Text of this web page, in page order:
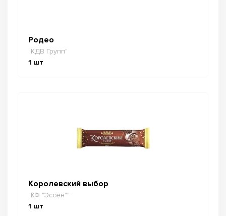
Родео
"КДВ Групп"
1 шт
Королевский выбор
"КФ "Эссен""
1 шт